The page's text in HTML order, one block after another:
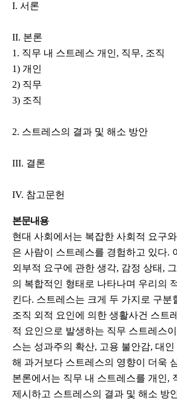
I. 서론
II. 본론
1. 직무 내 스트레스 개인, 직무, 조직
1) 개인
2) 직무
3) 조직
2. 스트레스의 결과 및 해소 방안
III. 결론
IV. 참고문헌
본문내용
현대 사회에서는 복잡한 사회적 요구
은 사람이 스트레스를 경험하고 있다.
외부적 요구에 관한 생각, 감정 상태,
의 복합적인 형태로 나타나며 우리의
킨다. 스트레스는 크게 두 가지로 구분
조직 외적 요인에 의한 생활사건 스트
적 요인으로 발생하는 직무 스트레스
스는 성과주의 확산, 고용 불안감, 대
해 과거보다 스트레스의 영향이 더욱
본론에서는 직무 내 스트레스를 개인,
제시하고 스트레스의 결과 및 해소 방